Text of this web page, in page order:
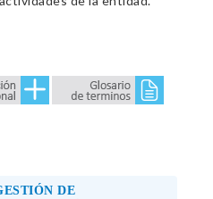
DE